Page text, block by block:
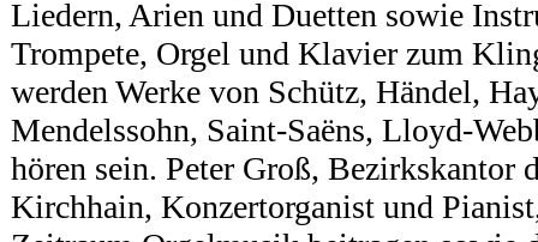
Liedern, Arien und Duetten sowie
Trompete, Orgel und Klavier zum
werden Werke von Schütz, Händel,
Mendelssohn, Saint-Saëns, Lloyd-
hören sein. Peter Groß, Bezirkskantor
Kirchhain, Konzertorganist und